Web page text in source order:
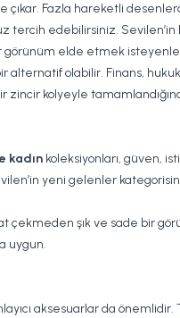
Fazla hareketli
tercih edebilirsiniz.
elde etmek
alternatif olabilir. Finans,
kolyeyle
kadın koleksiyonları, güven,
yeni gelenler
çekmeden şık ve sade bir
uygun.
aksesuarlar da